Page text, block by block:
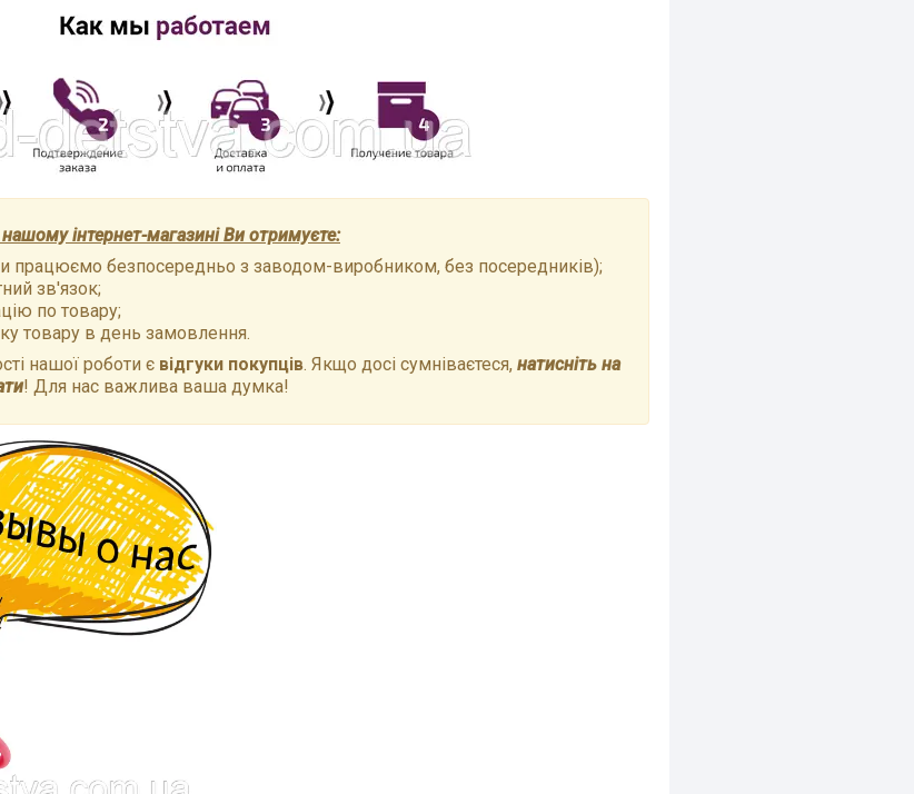
інтернет-магазині Ви отримуєте:
працюємо безпосередньо з заводом-виробником, без посередників);
зв'язок;
по товару;
товару в день замовлення.
нашої роботи є відгуки покупців. Якщо досі сумніваєтеся, натисніть на
! Для нас важлива ваша думка!